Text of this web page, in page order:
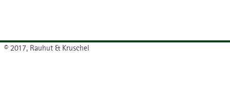
© 2017, Rauhut & Kruschel